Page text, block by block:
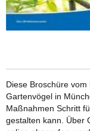
Diese Broschüre
Gartenvögel in
Maßnahmen Schritt
gestalten kann. Über